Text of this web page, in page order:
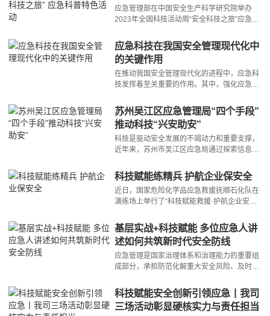
科普特色活动
应急管理部在中国安全生产科学研究院举办
2023年全国科技活动周“安全科技之旅”应急科
科技创新实践和科学普及成果，推动应急科普
能力建设，弘扬科学家精神，营造人人讲安
全、个个会应急的浓厚氛围，树立热爱科学、
崇尚科学的社会风尚。应急管理部党委委员、
副部长宋元明同志出席，科技部、人社部、中
司局负责同志参加。今年5月20日至31
应急科技在我国安全管理现代化中
的关键作用
在推动我国安全管理现代化的进程中，应急科
技发挥着至关重要的作用。其中，强化应急管
断提升的关键环节。► 强化装备技术支撑通过
不断研发和创新，我们可以为应急管理人员提
供更加先进、高效的装备和技术支持，从而提
升应对突发事件的能力和水平。同时，这也是
实现我国安全管理现代化、保障人民群众生命
进我国安全管理现代化的道路上，应急科
苏州吴江区应急管理局“四个手段”
推动科技“兴安助安”
科技是驱动安全发展的不竭动力和重要支撑，
近年来，苏州市吴江区应急局通过探索信息化
个手段”，创新推动科技“兴安助安”发展之路。
运用信息化手段提升安全监管能力。创新安全
监管从传统“人防”到“人防+物防+技防”转变，
建设安全生产风险监测预警系统，实现危险化
行业领域企业重点风险的动态监管。通过对视
频、可燃气体浓度、压力、温度、
科技赋能练精兵 护航企业保安全
近日，国家危险化学品应急救援抚顺石化队在
演练场上举行了“科技赋能救援·护航企业安全”
企业员工踊跃参与。在“真火淬炼”环节，从浓
烟翻滚的模拟地沟火灾爆发处置，到密闭空间
模拟泵房（集装箱）火灾的协同攻坚，再到烈
焰冲天的模拟油罐火灾科学扑救，三大实景演
练层层递进，检验队员在复杂火场中运用科技
“危化阻击战”环节，模拟化工装置氯
基层实战+科技赋能 多位应急人讲
述如何共筑新时代安全防线
应急管理是国家治理体系和治理能力的重要组
成部分，承担防范化解重大安全风险、及时应
保护人民群众生命财产安全和维护社会稳定的
重要使命。6月12日，国新办举行“新征程上的
奋斗者”中外记者见面会，5位来自应急管理系
科技赋能安全创新引领应急丨我司
三场活动彰显硬核实力与责任担当